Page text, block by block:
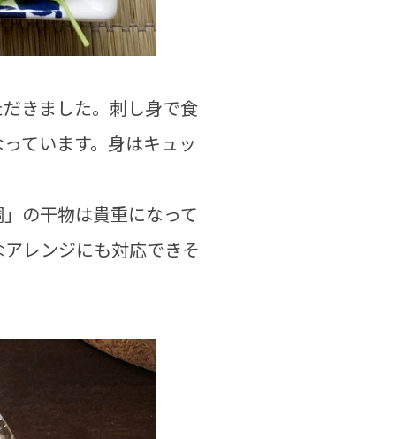
きました。刺し身で食
ています。身はキュッ
の干物は貴重になって
レンジにも対応できそ